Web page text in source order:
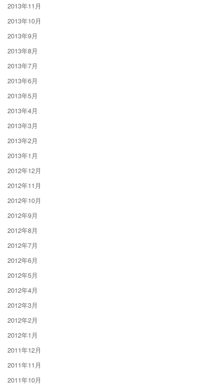
2013年11月
2013年10月
2013年9月
2013年8月
2013年7月
2013年6月
2013年5月
2013年4月
2013年3月
2013年2月
2013年1月
2012年12月
2012年11月
2012年10月
2012年9月
2012年8月
2012年7月
2012年6月
2012年5月
2012年4月
2012年3月
2012年2月
2012年1月
2011年12月
2011年11月
2011年10月